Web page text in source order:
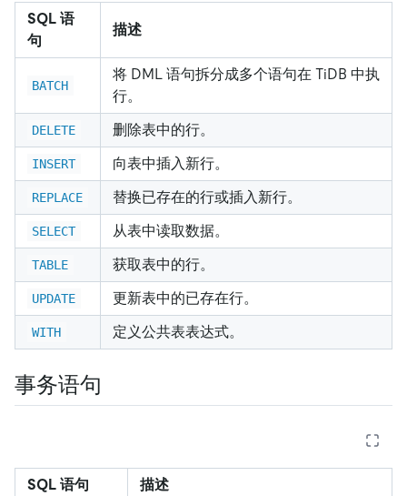
SQL 语
句
描述
BATCH
将 DML 语句拆分成多个语句在 TiDB 中执
行。
DELETE 删除表中的行。
INSERT 向表中插入新行。
REPLACE 替换已存在的行或插入新行。
SELECT 从表中读取数据。
TABLE 获取表中的行。
UPDATE 更新表中的已存在行。
WITH 定义公共表表达式。
事务语句
SQL 语句 描述